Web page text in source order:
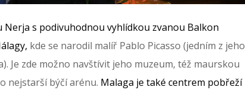
Nerja s podivuhodnou vyhlídkou zvanou Balkon
kde se narodil malíř Pablo Picasso (jedním z jeho
Je zde možno navštívit jeho muzeum, též maurskou
nejstarší býčí arénu. Malaga je také centrem pobřeží